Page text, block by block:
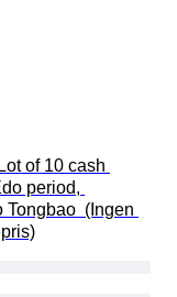
of 10 cash
period,
Tongbao  (Ingen